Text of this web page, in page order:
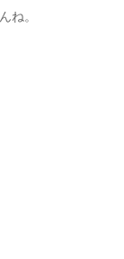
ね。